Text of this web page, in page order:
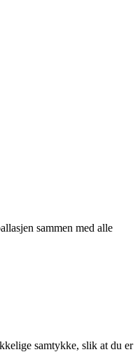
sammen med alle
samtykke, slik at du er